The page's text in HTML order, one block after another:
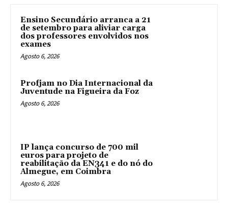
Ensino Secundário arranca a 21
de setembro para aliviar carga
dos professores envolvidos nos
exames
Agosto 6, 2026
Profjam no Dia Internacional da
Juventude na Figueira da Foz
Agosto 6, 2026
IP lança concurso de 700 mil
euros para projeto de
reabilitação da EN341 e do nó do
Almegue, em Coimbra
Agosto 6, 2026